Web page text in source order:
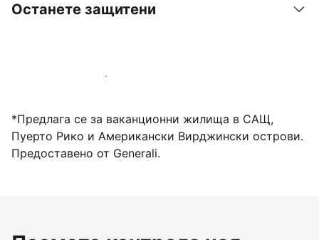
Останете защитени
Посрещайте гости с нас днес
*Предлага се за ваканционни жилища в САЩ,
Пуерто Рико и Американски Вирджински острови.
Предоставено от Generali.